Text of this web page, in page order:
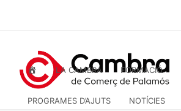
INICI LA CAMBRA FORMACIÓ
PROGRAMES D’AJUTS NOTÍCIES